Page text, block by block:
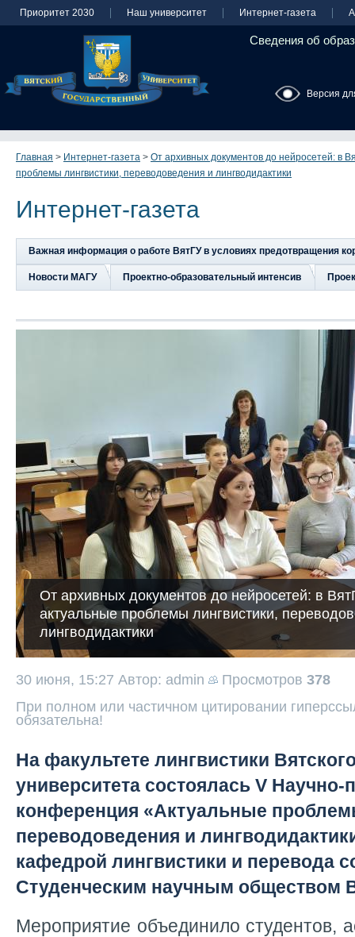
Приоритет 2030 Наш университет Интернет-газета
Сведения об
Версия
Главная > Интернет-газета > От архивных документов до нейросетей: в
проблемы лингвистики, переводоведения и лингводидактики
Интернет-газета
Важная информация о работе ВятГУ в условиях предотвращения
Новости МАГУ Проектно-образовательный интенсив
От архивных документов до нейросетей: в
актуальные проблемы лингвистики,
лингводидактики
30 июня, 15:27 Автор: admin Просмотров 378
При полном или частичном цитировании
обязательна!
На факультете лингвистики
университета состоялась V Научно-
конференция «Актуальные
переводоведения и
кафедрой лингвистики и перевода
Студенческим научным обществом
Мероприятие объединило студентов,